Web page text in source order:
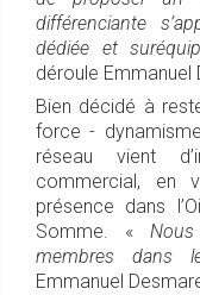
différenciante
dédiée et
déroule Emmanuel
Bien décidé à
force -
réseau vient
commercial, en
présence dans
Somme. « Nous
membres dans
Emmanuel